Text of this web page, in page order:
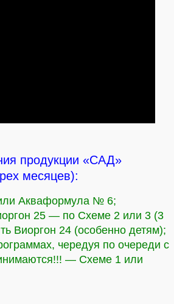
продукции «САД»
месяцев):
Акваформула № 6;
25 — по Схеме 2 или 3 (3
Виоргон 24 (особенно детям);
чередуя по очереди с
— Схеме 1 или